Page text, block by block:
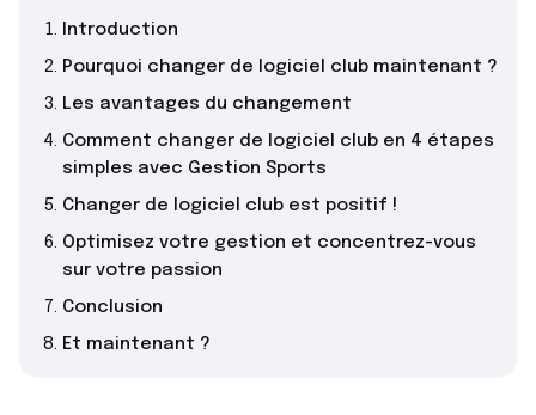
Introduction
Pourquoi changer de logiciel club maintenant ?
Les avantages du changement
Comment changer de logiciel club en 4 étapes
simples avec Gestion Sports
Changer de logiciel club est positif !
Optimisez votre gestion et concentrez-vous
sur votre passion
Conclusion
Et maintenant ?